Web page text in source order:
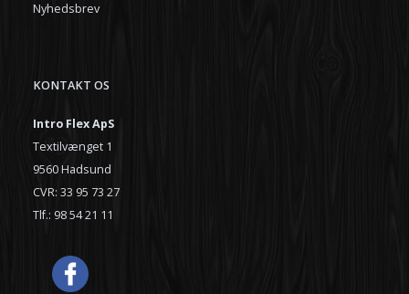
Nyhedsbrev
KONTAKT OS
Intro Flex ApS
Textilvænget 1
9560 Hadsund
CVR: 33 95 73 27
Tlf.: 98 54 21 11